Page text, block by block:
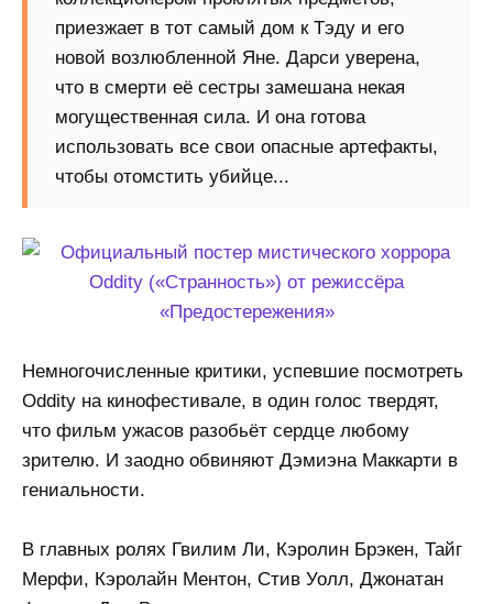
приезжает в тот самый дом к Тэду и его
новой возлюбленной Яне. Дарси уверена,
что в смерти её сестры замешана некая
могущественная сила. И она готова
использовать все свои опасные артефакты,
чтобы отомстить убийце...
Немногочисленные критики, успевшие посмотреть
Oddity на кинофестивале, в один голос твердят,
что фильм ужасов разобьёт сердце любому
зрителю. И заодно обвиняют Дэмиэна Маккарти в
гениальности.
В главных ролях Гвилим Ли, Кэролин Брэкен, Тайг
Мерфи, Кэролайн Ментон, Стив Уолл, Джонатан